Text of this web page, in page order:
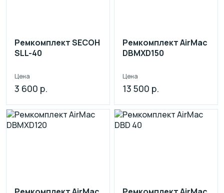
Ремкомплект SECOH
SLL-40
Цена
3 600 р.
Ремкомплект AirMac
DBMXD150
Цена
13 500 р.